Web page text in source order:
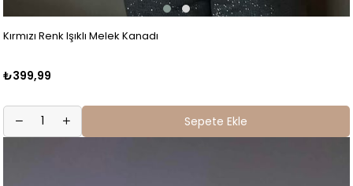
Kırmızı Renk Işıklı Melek Kanadı
₺399,99
Sepete Ekle